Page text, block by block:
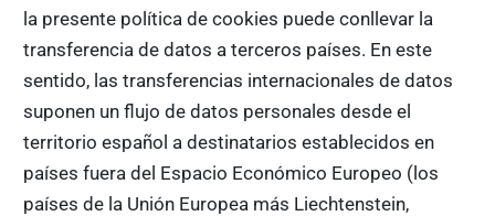
la presente política de cookies puede conllevar la
transferencia de datos a terceros países. En este
sentido, las transferencias internacionales de datos
suponen un flujo de datos personales desde el
territorio español a destinatarios establecidos en
países fuera del Espacio Económico Europeo (los
países de la Unión Europea más Liechtenstein,